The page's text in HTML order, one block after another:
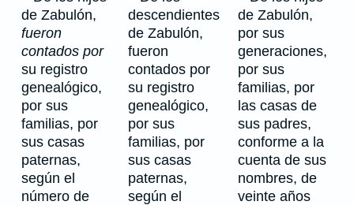
de Zabulón,
fueron
contados por
su registro
genealógico,
por sus
familias, por
sus casas
paternas,
según el
número de
descendientes
de Zabulón,
fueron
contados por
su registro
genealógico,
por sus
familias, por
sus casas
paternas,
según el
de Zabulón,
por sus
generaciones,
por sus
familias, por
las casas de
sus padres,
conforme a la
cuenta de sus
nombres, de
veinte años